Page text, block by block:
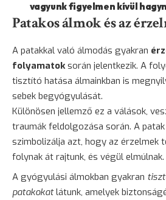
vagyunk figyelmen kívül
Patakos álmok és az
A patakkal való álmodás gyakran
folyamatoksorán jelentkezik. A
tisztító hatása álmainkban is
sebek begyógyulását.
Különösen jellemző ez a válások,
traumák feldolgozása során. A
szimbolizálja azt, hogy az érzelmek
folynak át rajtunk, és végül elmúlnak.
A gyógyulási álmokban gyakran
patakokatlátunk, amelyek